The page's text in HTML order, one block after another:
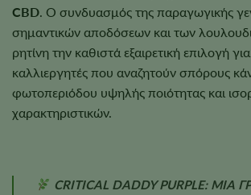
CBD . Ο συνδυασμός της παραγωγικής
σημαντικών αποδόσεων και των
ρητίνη την καθιστά εξαιρετική επιλογή
καλλιεργητές που αναζητούν σπόρους
φωτοπεριόδου υψηλής ποιότητας και
χαρακτηριστικών.
CRITICAL DADDY PURPLE: ΜΙΑ